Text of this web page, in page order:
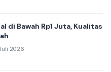
di Bawah Rp1 Juta, Kualitas
2026